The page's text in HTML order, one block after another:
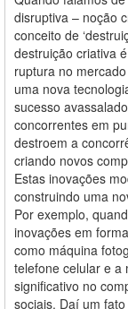
disruptiva – noção
conceito de
destruição criativa
ruptura no
uma nova
sucesso
concorrentes em
destroem a
criando novos
Estas inovações
construindo uma
Por exemplo,
inovações em
como máquina
telefone celular e a
significativo no
sociais. Daí um